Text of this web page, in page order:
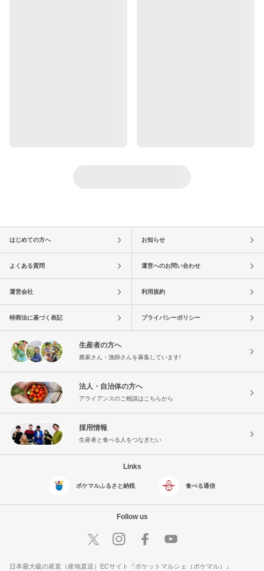
はじめての方へ お知らせ
よくある質問 運営へのお問い合わせ
運営会社 利用規約
特商法に基づく表記 プライバシーポリシー
生産者の方へ
農家さん・漁師さんを募集しています!
法人・自治体の方へ
アライアンスのご相談はこちらから
採用情報
生産者と食べる人をつなぎたい
Links
ポケマルふるさと納税 食べる通信
Follow us
日本最大級の産直（産地直送）ECサイト『ポケットマルシェ（ポケマル）』